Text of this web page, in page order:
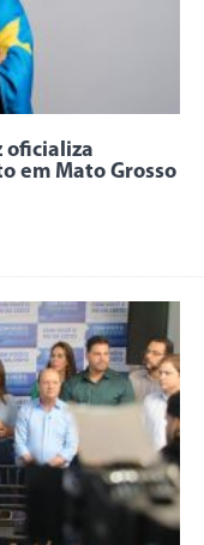
oficializa
em Mato Grosso